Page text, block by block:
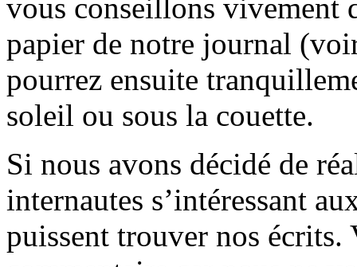
vous conseillons vivement
papier de notre journal
pourrez ensuite
soleil ou sous la couette.
Si nous avons décidé de
internautes s’intéressant
puissent trouver nos écrits.